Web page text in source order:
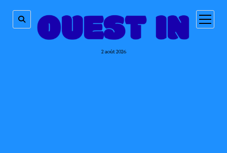
2 août 2026
ouvrir
menu